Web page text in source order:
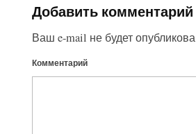
Добавить комментарий
Ваш e-mail не будет
Комментарий